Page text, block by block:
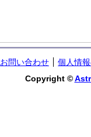
お問い合わせ
個人情
Copyright ©